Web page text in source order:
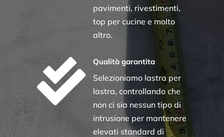
pavimenti, rivestimenti,
top per cucine e molto
altro.
 Qualità garantita
Selezioniamo lastra per
lastra, controllando che
non ci sia nessun tipo di
intrusione per mantenere
elevati standard di